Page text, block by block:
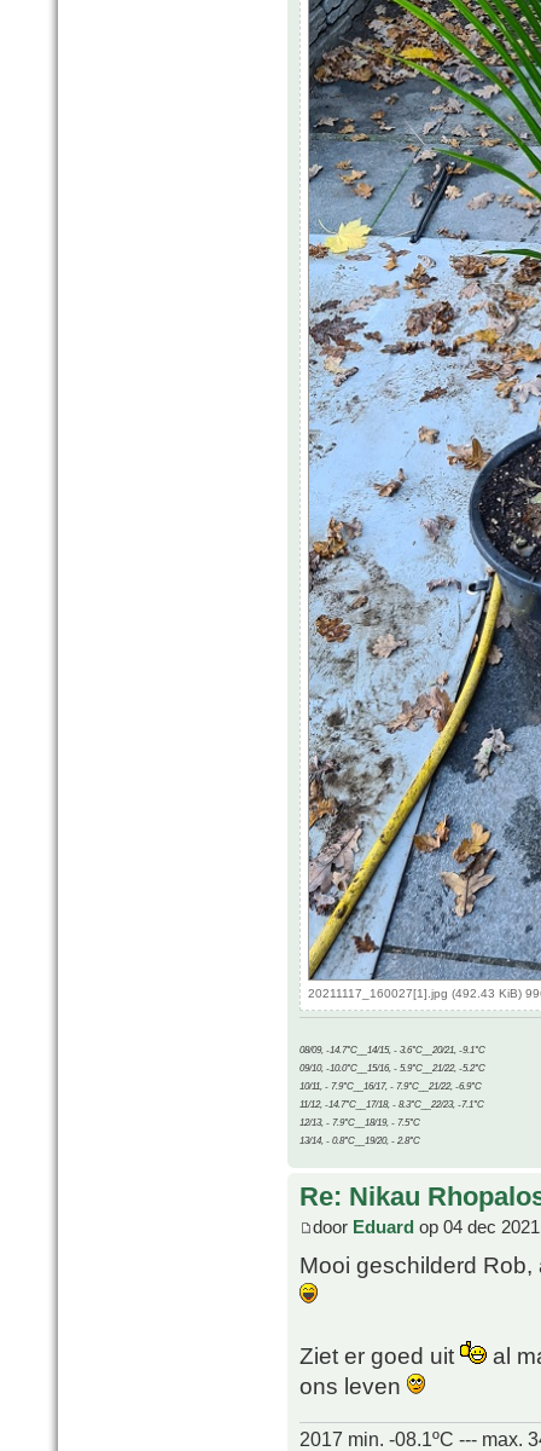
20211117_160027[1].jpg (492.43 KiB)
08/09, -14.7°C__14/15, - 3.6°C__20/21, -9.1°C
09/10, -10.0°C__15/16, - 5.9°C__21/22, -5.2°C
10/11, - 7.9°C__16/17, - 7.9°C__21/22, -6.9°C
11/12, -14.7°C__17/18, - 8.3°C__22/23, -7.1°C
12/13, - 7.9°C__18/19, - 7.5°C
13/14, - 0.8°C__19/20, - 2.8°C
Re: Nikau
door Eduard op 04 dec
Mooi geschilderd
Ziet er goed uit
al
ons leven
2017 min. -08.1ºC --- max.